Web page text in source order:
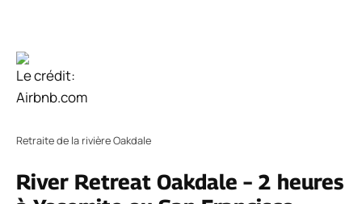
Le crédit:
Airbnb.com
Retraite de la rivière Oakdale
River Retreat Oakdale – 2 heures